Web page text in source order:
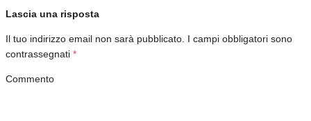
Lascia una risposta
Il tuo indirizzo email non sarà pubblicato. I campi obbligatori sono
contrassegnati *
Commento